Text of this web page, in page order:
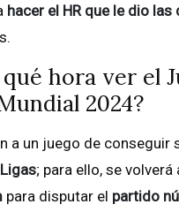
hacer el HR que le dio las
hora ver el
2024?
a un juego de conseguir
; para ello, se volverá
para disputar el partido